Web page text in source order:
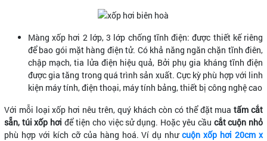
Màng xốp hơi 2 lớp, 3 lớp chống tĩnh điện: được thiết kế riêng
để bao gói mặt hàng điện tử. Có khả năng ngăn chặn tĩnh điên,
chập mạch, tia lửa điện hiệu quả, Bởi phụ gia kháng tĩnh điện
được gia tăng trong quá trình sản xuất. Cực kỳ phù hợp với linh
kiện máy tính, điện thoại, máy tính bảng, thiết bị công nghệ cao
Với mỗi loại xốp hơi nêu trên, quý khách còn có thể đặt mua tấm cắt
sẵn, túi xốp hơi để tiện cho việc sử dụng. Hoặc yêu cầu cắt cuộn nhỏ
phù hợp với kích cỡ của hàng hoá. Ví dụ nhưcuộn xốp hơi 20cm x